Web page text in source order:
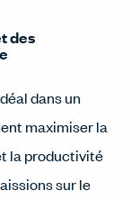
des
dans un
maximiser la
la productivité
sur le